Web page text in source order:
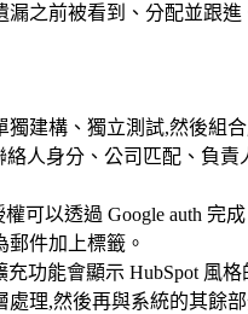
之前被看到、分配並跟進
建構、獨立測試,然後組
人身分、公司匹配、負
可以透過 Google auth
件加上標籤。
功能會顯示 HubSpot 風
理,然後再與系統的其餘部